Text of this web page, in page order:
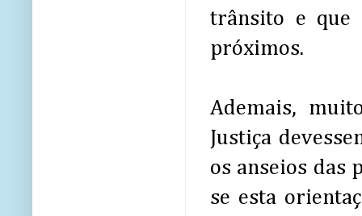
trânsito e que
próximos.
Ademais,
Justiça
os anseios das
se esta